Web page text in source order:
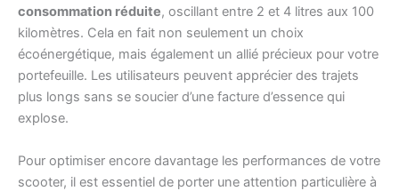
consommation réduite, oscillant entre 2 et 4 litres aux 100
kilomètres. Cela en fait non seulement un choix
écoénergétique, mais également un allié précieux pour votre
portefeuille. Les utilisateurs peuvent apprécier des trajets
plus longs sans se soucier d’une facture d’essence qui
explose.
Pour optimiser encore davantage les performances de votre
scooter, il est essentiel de porter une attention particulière à